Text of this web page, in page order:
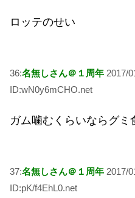
ロッテのせい
36:名無しさん＠１周年 2017/
ID:wN0y6mCHO.net
ガム噛むくらいならグミ
37:名無しさん＠１周年 2017/
ID:pK/f4EhL0.net